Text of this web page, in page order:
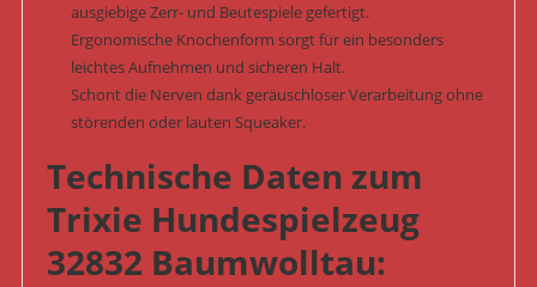
ausgiebige Zerr- und Beutespiele gefertigt.
Ergonomische Knochenform sorgt für ein besonders
leichtes Aufnehmen und sicheren Halt.
Schont die Nerven dank geräuschloser Verarbeitung ohne
störenden oder lauten Squeaker.
Technische Daten zum
Trixie Hundespielzeug
32832 Baumwolltau: